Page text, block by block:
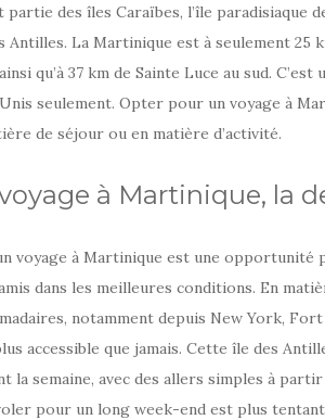
partie des îles Caraïbes, l’île paradisiaque
Antilles. La Martinique est à seulement 25
qu’à 37 km de Sainte Luce au sud.
seulement. Opter pour un voyage à
de séjour ou en matière d’activité.
à Martinique, la
voyage à Martinique est une opportunité
dans les meilleures conditions. En
notamment depuis New York,
accessible que jamais. Cette île des
la semaine, avec des allers simples à
pour un long week-end est plus